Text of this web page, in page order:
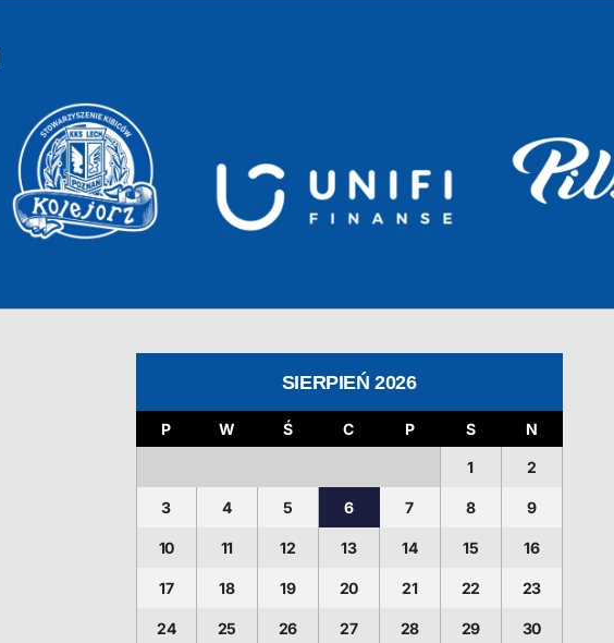
SIERPIEŃ 2026
P W Ś C P S N
1 2
3 4 5 6 7 8 9
10 11 12 13 14 15 16
17 18 19 20 21 22 23
24 25 26 27 28 29 30